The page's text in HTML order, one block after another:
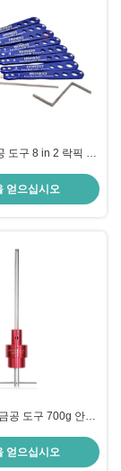
도구 8 in 2 락픽 세
얻으십시오
공 도구 700g 안전
얻으십시오